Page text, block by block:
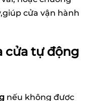
cửa vận hành
cửa tự động
nếu không được